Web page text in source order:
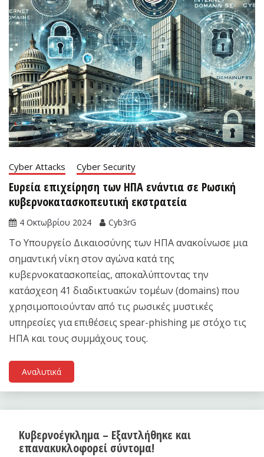
Cyber Attacks Cyber Security
Ευρεία επιχείρηση των ΗΠΑ ενάντια σε Ρωσική
κυβερνοκατασκοπευτική εκστρατεία
4 Οκτωβρίου 2024 Cyb3rG
Το Υπουργείο Δικαιοσύνης των ΗΠΑ ανακοίνωσε μια
σημαντική νίκη στον αγώνα κατά της
κυβερνοκατασκοπείας, αποκαλύπτοντας την
κατάσχεση 41 διαδικτυακών τομέων (domains) που
χρησιμοποιούνταν από τις ρωσικές μυστικές
υπηρεσίες για επιθέσεις spear-phishing με στόχο τις
ΗΠΑ και τους συμμάχους τους.
Αναλυτικά
Κυβερνοέγκλημα – Εξαντλήθηκε και
επανακυκλοφορεί σύντομα!